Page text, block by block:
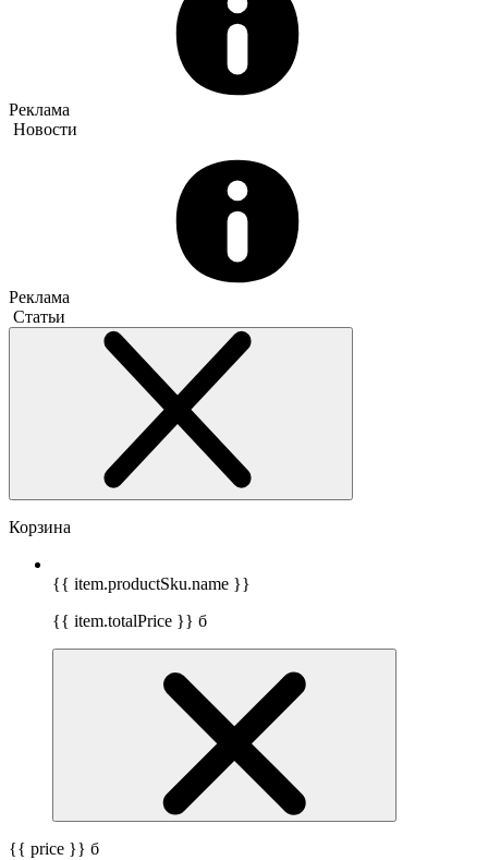
Реклама
Новости
Реклама
Статьи
Корзина
{{ item.productSku.name }}
{{ item.totalPrice }} б
{{ price }} б